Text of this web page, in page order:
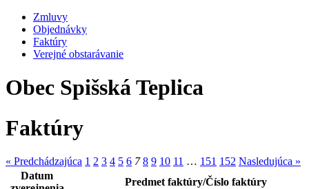
Zmluvy
Objednávky
Faktúry
Verejné obstarávanie
Obec Spišská Teplica
Faktúry
« Predchádzajúca 1 2 3 4 5 6 7 8 9 10 11 … 151 152 Nasledujúca »
Datum
Predmet faktúry/Číslo faktúry